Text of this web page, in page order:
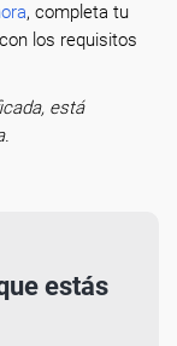
, completa tu
los requisitos
está
estás